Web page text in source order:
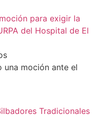
para exigir la
del Hospital de El
una moción ante el
Tradicionales